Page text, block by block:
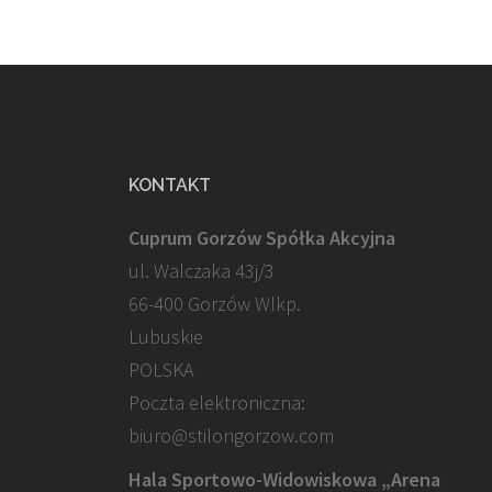
KONTAKT
Cuprum Gorzów Spółka Akcyjna
ul. Walczaka 43j/3
66-400 Gorzów Wlkp.
Lubuskie
POLSKA
Poczta elektroniczna:
biuro@stilongorzow.com
Hala Sportowo-Widowiskowa „Arena